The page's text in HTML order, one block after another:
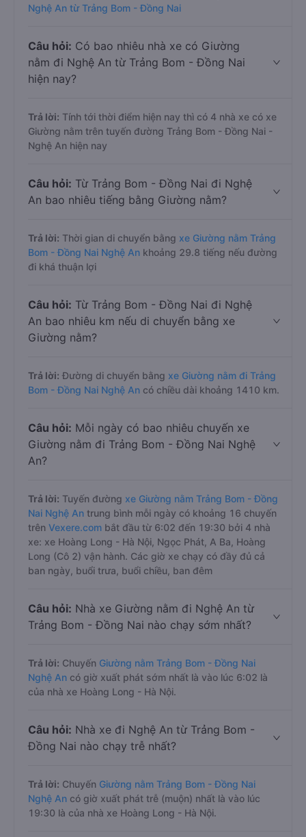
Nghệ An từ Trảng Bom - Đồng Nai
Câu hỏi: Có bao nhiêu nhà xe có Giường
nằm đi Nghệ An từ Trảng Bom - Đồng Nai
hiện nay?
Trả lời: Tính tới thời điểm hiện nay thì có 4 nhà xe có xe
Giường nằm trên tuyến đường Trảng Bom - Đồng Nai -
Nghệ An hiện nay
Câu hỏi: Từ Trảng Bom - Đồng Nai đi Nghệ
An bao nhiêu tiếng bằng Giường nằm?
Trả lời: Thời gian di chuyển bằng xe Giường nằm Trảng
Bom - Đồng Nai Nghệ An khoảng 29.8 tiếng nếu đường
đi khá thuận lợi
Câu hỏi: Từ Trảng Bom - Đồng Nai đi Nghệ
An bao nhiêu km nếu di chuyển bằng xe
Giường nằm?
Trả lời: Đường di chuyển bằng xe Giường nằm đi Trảng
Bom - Đồng Nai Nghệ An có chiều dài khoảng 1410 km.
Câu hỏi: Mỗi ngày có bao nhiêu chuyến xe
Giường nằm đi Trảng Bom - Đồng Nai Nghệ
An?
Trả lời: Tuyến đường xe Giường nằm Trảng Bom - Đồng
Nai Nghệ An trung bình mỗi ngày có khoảng 16 chuyến
trên Vexere.com bắt đầu từ 6:02 đến 19:30 bởi 4 nhà
xe: xe Hoàng Long - Hà Nội, Ngọc Phát, A Ba, Hoàng
Long (Cô 2) vận hành. Các giờ xe chạy có đầy đủ cả
ban ngày, buổi trưa, buổi chiều, ban đêm
Câu hỏi: Nhà xe Giường nằm đi Nghệ An từ
Trảng Bom - Đồng Nai nào chạy sớm nhất?
Trả lời: Chuyến Giường nằm Trảng Bom - Đồng Nai
Nghệ An có giờ xuất phát sớm nhất là vào lúc 6:02 là
của nhà xe Hoàng Long - Hà Nội.
Câu hỏi: Nhà xe đi Nghệ An từ Trảng Bom -
Đồng Nai nào chạy trễ nhất?
Trả lời: Chuyến Giường nằm Trảng Bom - Đồng Nai
Nghệ An có giờ xuất phát trễ (muộn) nhất là vào lúc
19:30 là của nhà xe Hoàng Long - Hà Nội.